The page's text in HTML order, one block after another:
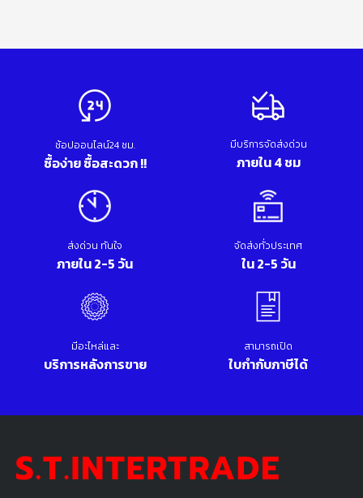
ช้อปออนไลน์24 ชม.
ซื้อง่าย ซื้อสะดวก !!
มีบริการจัดส่งด่วน
ภายใน 4 ชม
ส่งด่วน ทันใจ
ภายใน 2-5 วัน
จัดส่งทั่วประเทศ
ใน 2-5 วัน
มีอะไหล่และ
บริการหลังการขาย
สามารถเปิด
ใบกำกับภาษีได้